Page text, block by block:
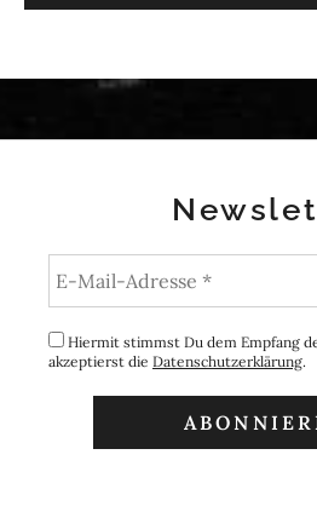
Hiermit stimmst Du dem Empfang
akzeptierst die Datenschutzerklärung.